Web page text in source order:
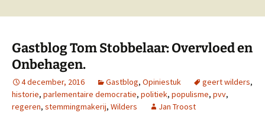
Gastblog Tom Stobbelaar: Overvloed en
Onbehagen.
4 december, 2016 Gastblog, Opiniestuk geert wilders,
historie, parlementaire democratie, politiek, populisme, pvv,
regeren, stemmingmakerij, Wilders Jan Troost